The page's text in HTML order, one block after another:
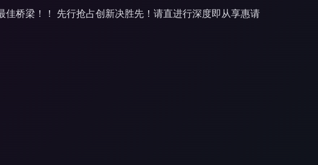
桥梁！！ 先行抢占创新决胜先！请直进行深度即从享惠请